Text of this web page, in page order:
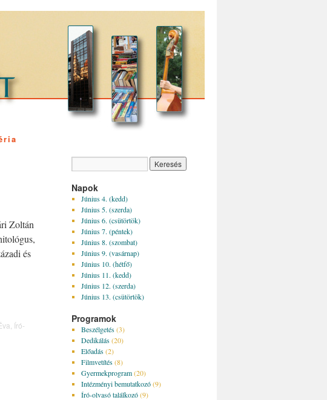
Zoltán
és
, Író-
Napok
Június 4. (kedd)
Június 5. (szerda)
Június 6. (csütörtök)
Június 7. (péntek)
Június 8. (szombat)
Június 9. (vasárnap)
Június 10. (hétfő)
Június 11. (kedd)
Június 12. (szerda)
Június 13. (csütörtök)
Programok
Beszélgetés(3)
Dedikálás(20)
Előadás(2)
Filmvetítés(8)
Gyermekprogram(20)
Intézményi bemutatkozó(9)
Író-olvasó találkozó(9)